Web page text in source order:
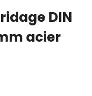
DIN
acier